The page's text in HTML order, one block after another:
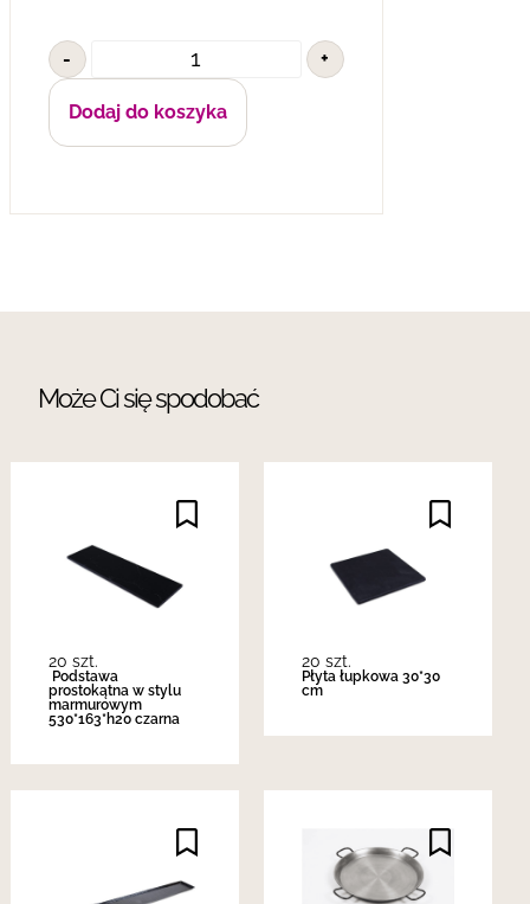
- +
Dodaj do koszyka
Może Ci się spodobać
20 szt.
Podstawa
prostokątna w stylu
marmurowym
530*163*h20 czarna
20 szt.
Płyta łupkowa 30*30
cm